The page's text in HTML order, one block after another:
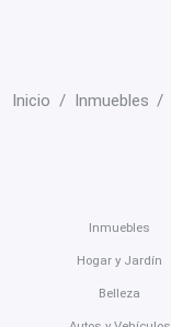
Inicio Inmuebles
Inmuebles
Hogar y Jardín
Belleza